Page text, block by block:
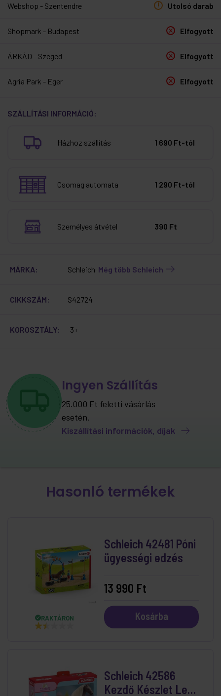
Webshop - Szentendre Utolsó darab
Shopmark - Budapest Elfogyott
ÁRKÁD - Szeged Elfogyott
Agria Park - Eger Elfogyott
SZÁLLÍTÁSI INFORMÁCIÓ:
Házhoz szállítás 1 690 Ft-tól
Csomag automata 1 290 Ft-tól
Személyes átvétel 390 Ft
MÁRKA: Schleich Még több Schleich
CIKKSZÁM: S42724
KOROSZTÁLY: 3+
Ingyen Szállítás
25.000 Ft feletti vásárlás
esetén.
Kiszállítási információk, díjak
Hasonló termékek
RAKTÁRON
Schleich 42481 Póni
ügyességi edzés
13 990 Ft
Kosárba
Schleich 42586
Kezdő Készlet Leo